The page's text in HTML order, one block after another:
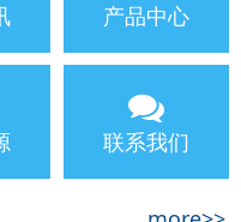
产品中心
联系我们